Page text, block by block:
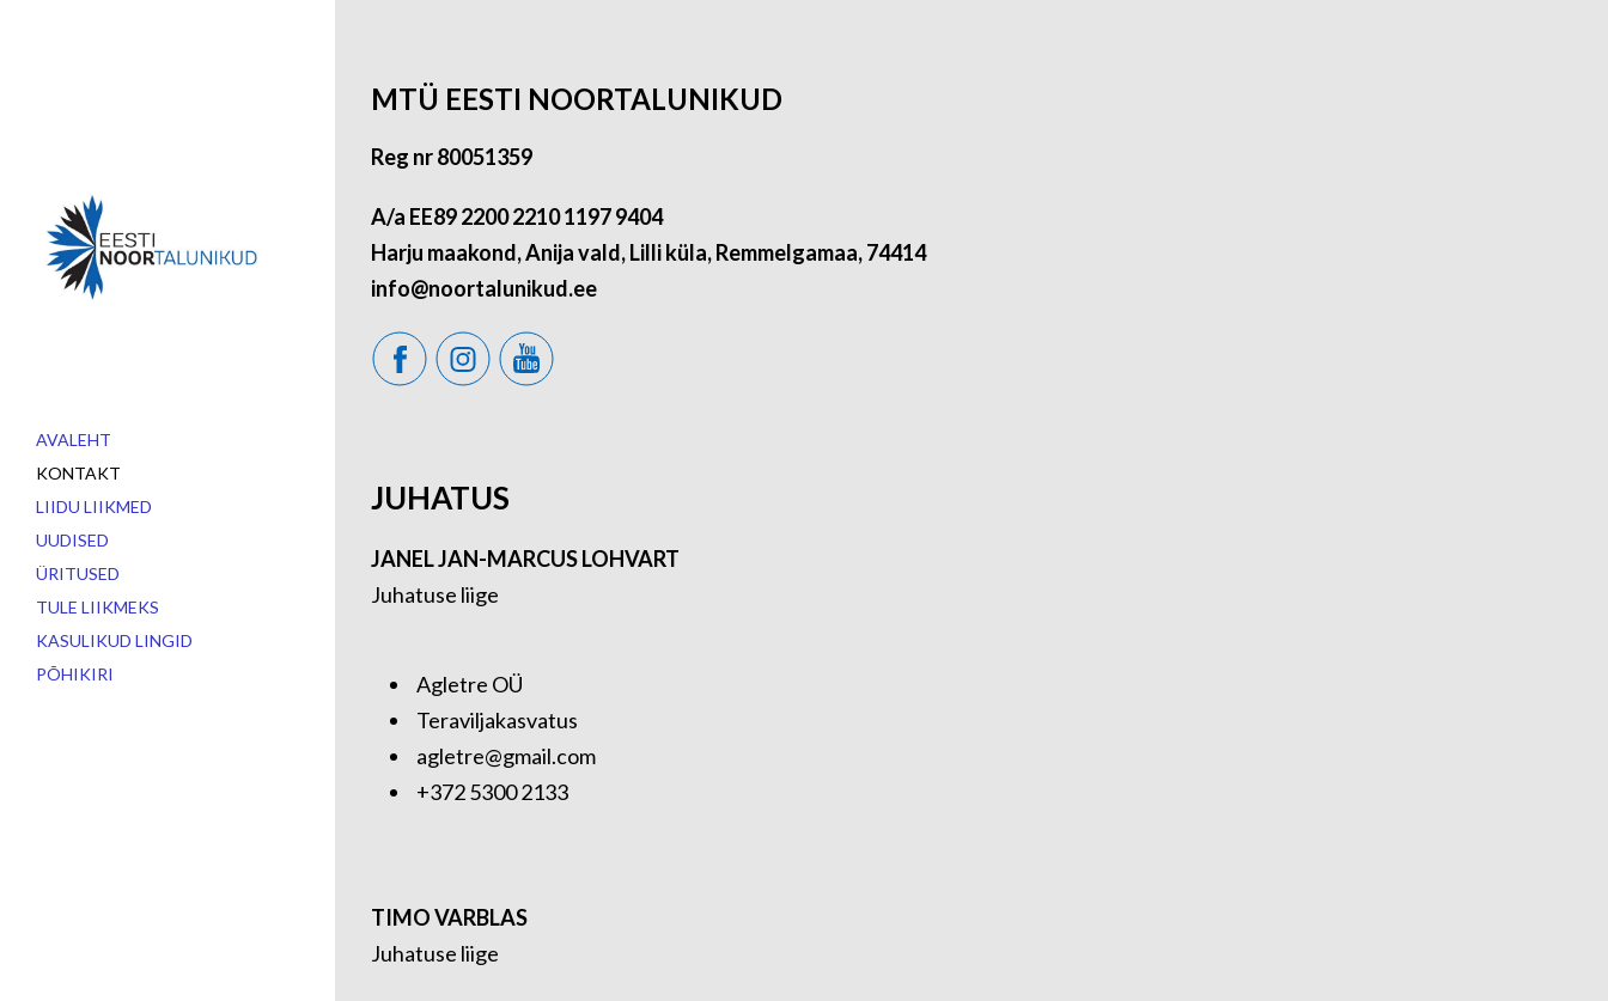
AVALEHT
KONTAKT
LIIDU LIIKMED
UUDISED
ÜRITUSED
TULE LIIKMEKS
KASULIKUD LINGID
PÕHIKIRI
MTÜ EESTI NOORTALUNIKUD
Reg nr 80051359
A/a EE89 2200 2210 1197 9404
Harju maakond, Anija vald, Lilli küla, Remmelgamaa, 74414
info@noortalunikud.ee
JUHATUS
JANEL JAN-MARCUS LOHVART
Juhatuse liige
Agletre OÜ
Teraviljakasvatus
agletre@gmail.com
+372 5300 2133
TIMO VARBLAS
Juhatuse liige